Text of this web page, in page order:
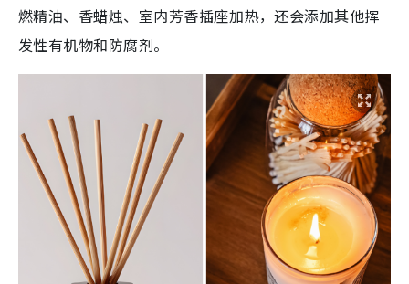
燃精油、香蜡烛、室内芳香插座加热，还会添加其他挥
发性有机物和防腐剂。